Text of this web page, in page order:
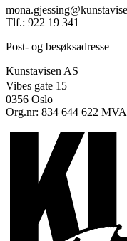
Tlf.: 922 19 341
Post- og besøksadresse
Kunstavisen AS
Vibes gate 15
0356 Oslo
Org.nr: 834 644 622 MVA